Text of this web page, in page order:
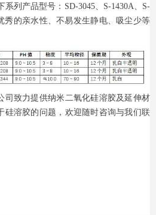
列产品型号：SD-3045、S-1430A、S-
秀的亲水性、不易发生静电、吸尘少等
司致力提供纳米二氧化硅溶胶及延伸材
硅溶胶的问题，欢迎随时咨询与我们联